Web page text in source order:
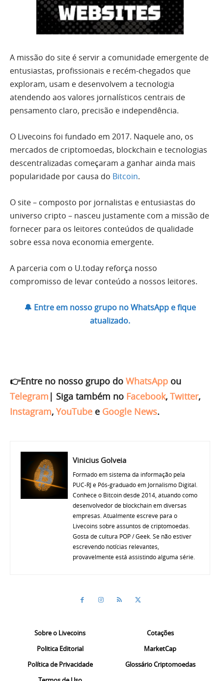
A missão do site é servir a comunidade emergente de
entusiastas, profissionais e recém-chegados que
exploram, usam e desenvolvem a tecnologia
atendendo aos valores jornalísticos centrais de
pensamento claro, precisão e independência.
O Livecoins foi fundado em 2017. Naquele ano, os
mercados de criptomoedas, blockchain e tecnologias
descentralizadas começaram a ganhar ainda mais
popularidade por causa do Bitcoin.
O site – composto por jornalistas e entusiastas do
universo cripto – nasceu justamente com a missão de
fornecer para os leitores conteúdos de qualidade
sobre essa nova economia emergente.
A parceria com o U.today reforça nosso
compromisso de levar conteúdo a nossos leitores.
🔔 Entre em nosso grupo no WhatsApp e fique
atualizado.
👉Entre no nosso grupo do WhatsApp ou
Telegram | Siga também no Facebook, Twitter,
Instagram, YouTube e Google News.
Vinicius Golveia
Formado em sistema da informação pela
PUC-RJ e Pós-graduado em Jornalismo Digital.
Conhece o Bitcoin desde 2014, atuando como
desenvolvedor de blockchain em diversas
empresas. Atualmente escreve para o
Livecoins sobre assuntos de criptomoedas.
Gosta de cultura POP / Geek. Se não estiver
escrevendo notícias relevantes,
provavelmente está assistindo alguma série.
Sobre o Livecoins
Politica Editorial
Política de Privacidade
Cotações
MarketCap
Glossário Criptomoedas